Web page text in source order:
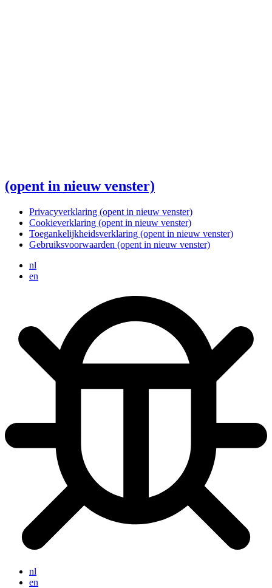
(opent in nieuw venster)
Privacyverklaring (opent in nieuw venster)
Cookieverklaring (opent in nieuw venster)
Toegankelijkheidsverklaring (opent in nieuw venster)
Gebruiksvoorwaarden (opent in nieuw venster)
nl
en
nl
en